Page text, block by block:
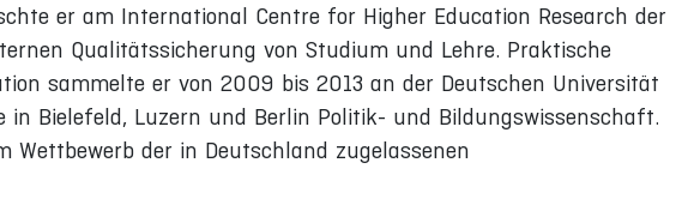
er am International Centre for Higher Education Research der
Qualitätssicherung von Studium und Lehre. Praktische
sammelte er von 2009 bis 2013 an der Deutschen Universität
Bielefeld, Luzern und Berlin Politik- und Bildungswissenschaft.
Wettbewerb der in Deutschland zugelassenen